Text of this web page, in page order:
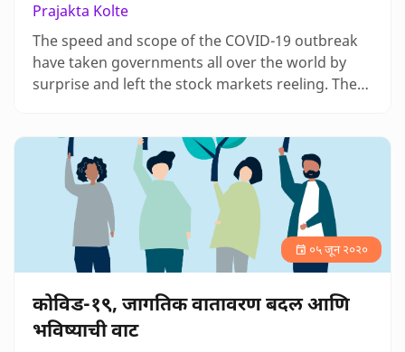
Prajakta Kolte
The speed and scope of the COVID-19 outbreak
have taken governments all over the world by
surprise and left the stock markets reeling. The
wellbeing of people and maintaining profit
margins and growth targets. Ultimately, the
prospect of a large death toll and the collapse of
health systems have forced count…
कोविड-१९, जागतिक वातावरण बदल आणि
भविष्याची वाट
०५ जून २०२०